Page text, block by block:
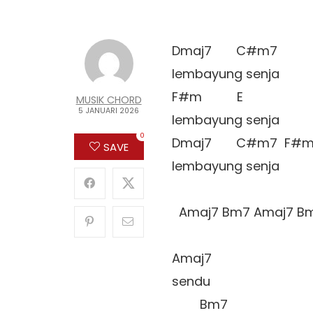
MUSIK CHORD
5 JANUARI 2026
SAVE
0
Dmaj7       C#m7
lembayung senja
F#m          E
lembayung senja
Dmaj7       C#m7  F#m
lembayung senja
Amaj7 Bm7 Amaj7
Amaj7
sendu
        Bm7